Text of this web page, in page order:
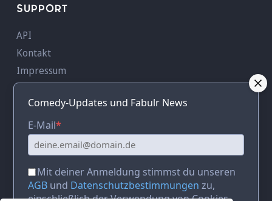
SUPPORT
API
Kontakt
Impressum
AGB
Datenschutz
AVV
KONTAKT
Adresse:c/o RUFFINI Creative Hub,
Sendlinger Straße 1,
Comedy-Updates und Fabulr News
E-Mail*
Mit deiner Anmeldung stimmst du unseren
AGB und Datenschutzbestimmungen zu,